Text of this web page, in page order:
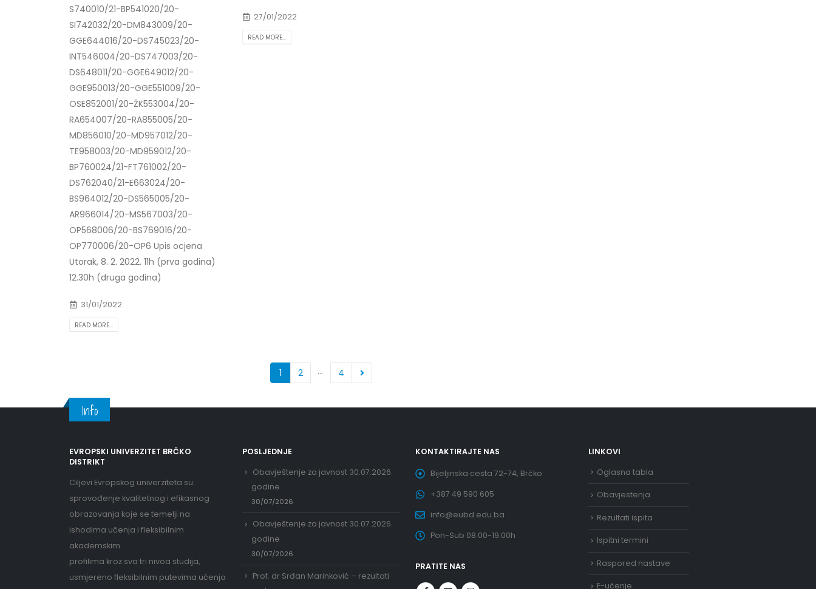
S740010/21-BP541020/20-
SI742032/20-DM843009/20-
GGE644016/20-DS745023/20-
INT546004/20-DS747003/20-
DS648011/20-GGE649012/20-
GGE950013/20-GGE551009/20-
OSE852001/20-ŽK553004/20-
RA654007/20-RA855005/20-
MD856010/20-MD957012/20-
TE958003/20-MD959012/20-
BP760024/21-FT761002/20-
DS762040/21-E663024/20-
BS964012/20-DS565005/20-
AR966014/20-MS567003/20-
OP568006/20-BS769016/20-
OP770006/20-OP6 Upis ocjena
Utorak, 8. 2. 2022. 11h (prva godina)
12.30h (druga godina)
31/01/2022
READ MORE...
27/01/2022
READ MORE...
1 2 … 4
Info
EVROPSKI UNIVERZITET BRČKO
DISTRIKT
Ciljevi Evropskog univerziteta su:
sprovođenje kvalitetnog i efikasnog
obrazovanja koje se temelji na
ishodima učenja i fleksibilnim
akademskim
profilima kroz sva tri nivoa studija,
usmjereno fleksibilnim putevima učenja
POSLJEDNJE
Obavještenje za javnost 30.07.2026.
godine
30/07/2026
Obavještenje za javnost 30.07.2026.
godine
30/07/2026
Prof. dr Srđan Marinković – rezultati
KONTAKTIRAJTE NAS
Bijeljinska cesta 72-74, Brčko
+387 49 590 605
info@eubd.edu.ba
Pon-Sub 08.00-19.00h
PRATITE NAS
LINKOVI
Oglasna tabla
Obavjestenja
Rezultati ispita
Ispitni termini
Raspored nastave
E-učenje